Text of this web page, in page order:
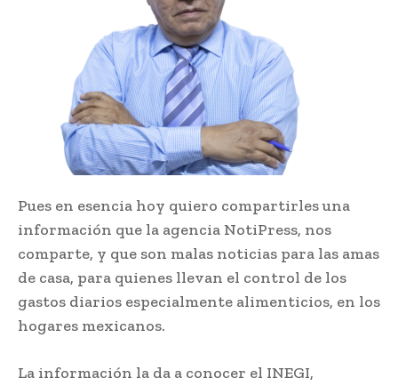
Pues en esencia hoy quiero compartirles una
información que la agencia NotiPress, nos
comparte, y que son malas noticias para las amas
de casa, para quienes llevan el control de los
gastos diarios especialmente alimenticios, en los
hogares mexicanos.
La información la da a conocer el INEGI,